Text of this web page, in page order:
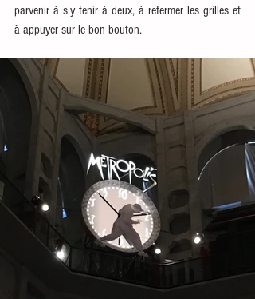
parvenir à s'y tenir à deux, à refermer les grilles et
à appuyer sur le bon bouton.